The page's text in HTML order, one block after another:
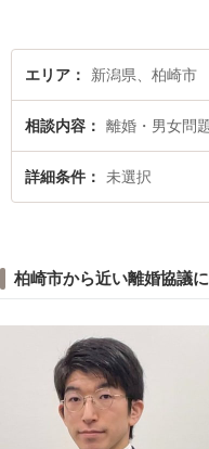
エリア 新潟県、柏崎市
相談内容 離婚・男女問
詳細条件 未選択
柏崎市から近い離婚協議